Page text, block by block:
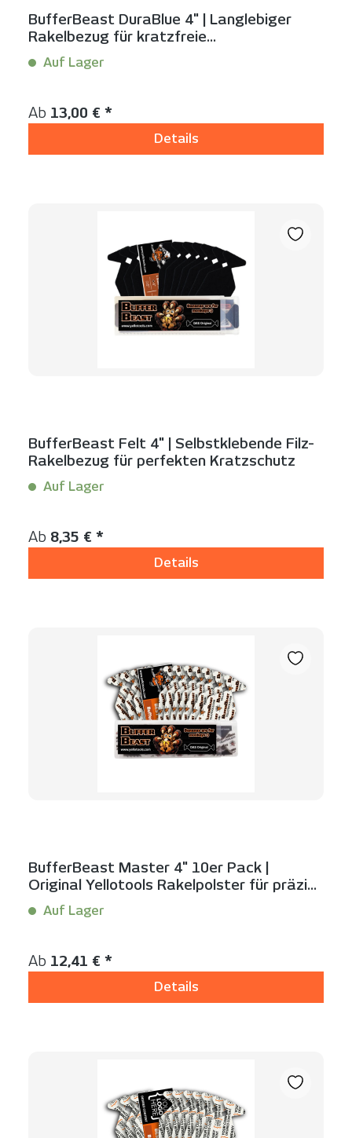
BufferBeast DuraBlue 4" | Langlebiger
Rakelbezug für kratzfreie
Folienverklebung
Auf Lager
Regulärer Preis:
Ab 13,00 € *
Details
BufferBeast Felt 4" | Selbstklebende Filz-
Rakelbezug für perfekten Kratzschutz
Auf Lager
Regulärer Preis:
Ab 8,35 € *
Details
BufferBeast Master 4" 10er Pack |
Original Yellotools Rakelpolster für präzise
Folienverklebung
Auf Lager
Regulärer Preis:
Ab 12,41 € *
Details